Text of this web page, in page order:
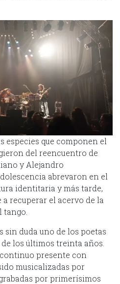
especies que componen el
del reencuentro de
y Alejandro
abrevaron en el
identitaria y más tarde,
recuperar el acervo de la
tango.
sin duda uno de los poetas
los últimos treinta años.
presente con
musicalizadas por
por primerísimos